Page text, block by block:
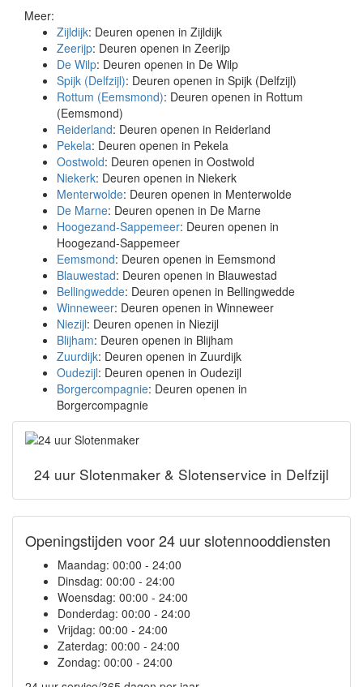
Meer:
Zijldijk: Deuren openen in Zijldijk
Zeerijp: Deuren openen in Zeerijp
De Wilp: Deuren openen in De Wilp
Spijk (Delfzijl): Deuren openen in Spijk (Delfzijl)
Rottum (Eemsmond): Deuren openen in Rottum
(Eemsmond)
Reiderland: Deuren openen in Reiderland
Pekela: Deuren openen in Pekela
Oostwold: Deuren openen in Oostwold
Niekerk: Deuren openen in Niekerk
Menterwolde: Deuren openen in Menterwolde
De Marne: Deuren openen in De Marne
Hoogezand-Sappemeer: Deuren openen in
Hoogezand-Sappemeer
Eemsmond: Deuren openen in Eemsmond
Blauwestad: Deuren openen in Blauwestad
Bellingwedde: Deuren openen in Bellingwedde
Winneweer: Deuren openen in Winneweer
Niezijl: Deuren openen in Niezijl
Blijham: Deuren openen in Blijham
Zuurdijk: Deuren openen in Zuurdijk
Oudezijl: Deuren openen in Oudezijl
Borgercompagnie: Deuren openen in
Borgercompagnie
24 uur Slotenmaker & Slotenservice in Delfzijl
Openingstijden voor 24 uur slotennooddiensten
Maandag: 00:00 - 24:00
Dinsdag: 00:00 - 24:00
Woensdag: 00:00 - 24:00
Donderdag: 00:00 - 24:00
Vrijdag: 00:00 - 24:00
Zaterdag: 00:00 - 24:00
Zondag: 00:00 - 24:00